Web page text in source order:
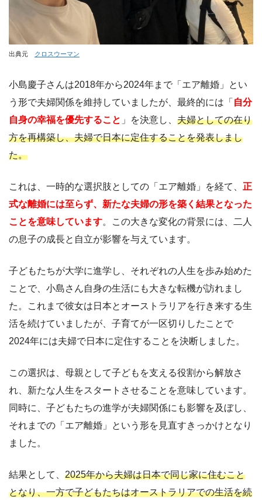
出典元 クロスウーマン
小島慶子さんは2018年から2024年まで「エア離婚」とい
う形で夫婦関係を維持していましたが、最終的には「 自分
自身の幸福を優先すること 」を決意し、 夫婦としての在り
方を再構築し、夫婦で日本に定住することを発表しまし
た。
これは、一時的な選択肢としての「エア離婚」を経て、 正
式な離婚には至らず、新たな夫婦の形を築く結果となった
ことを意味しています。この大きな変化の背景には、二人
の息子の成長と自立が影響を与えています。
子どもたちが大学に進学し、それぞれの人生を歩み始めた
ことで、小島さん自身の生活にも大きな転機が訪れまし
た。これまで彼女は日本とオーストラリアを行き来する生
活を続けていましたが、子育てが一区切りしたことで
2024年には夫婦で日本に定住することを決断しました。
この選択は、母親として子どもを支える役割から解放さ
れ、新たな人生をスタートさせることを意味しています。
同時に、子どもたちの進学が夫婦関係にも影響を及ぼし、
それまでの「エア離婚」という形を見直すきっかけとなり
ました。
結果として、 2025年から夫婦は日本で同じ家に住むこと
となり、一方で子どもたちはオーストラリアでの生活を続